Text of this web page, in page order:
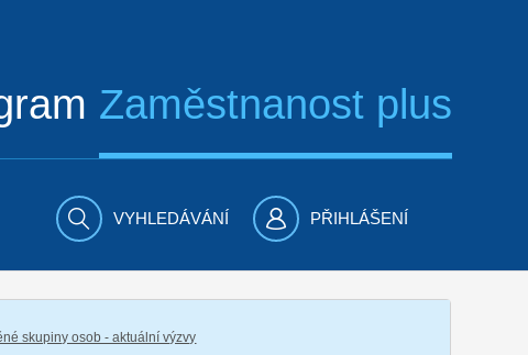
Zaměstnanost plus
VYHLEDÁVÁNÍ PŘIHLÁŠENÍ
skupiny osob - aktuální výzvy